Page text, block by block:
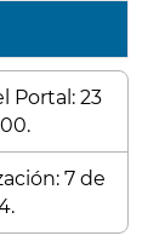
Portal: 23
7 de